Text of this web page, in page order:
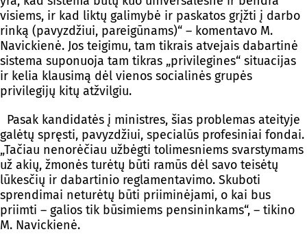
visiems, ir kad liktų galimybė ir paskatos grįžti į darbo
rinką (pavyzdžiui, pareigūnams)“ – komentavo M.
Navickienė. Jos teigimu, tam tikrais atvejais dabartinė
sistema suponuoja tam tikras „privilegines“ situacijas
ir kelia klausimą dėl vienos socialinės grupės
privilegijų kitų atžvilgiu.
Pasak kandidatės į ministres, šias problemas ateityje
galėtų spręsti, pavyzdžiui, specialūs profesiniai fondai.
„Tačiau nenorėčiau užbėgti tolimesniems svarstymams
už akių, žmonės turėtų būti ramūs dėl savo teisėtų
lūkesčių ir dabartinio reglamentavimo. Skuboti
sprendimai neturėtų būti priiminėjami, o kai bus
priimti – galios tik būsimiems pensininkams“, – tikino
M. Navickienė.